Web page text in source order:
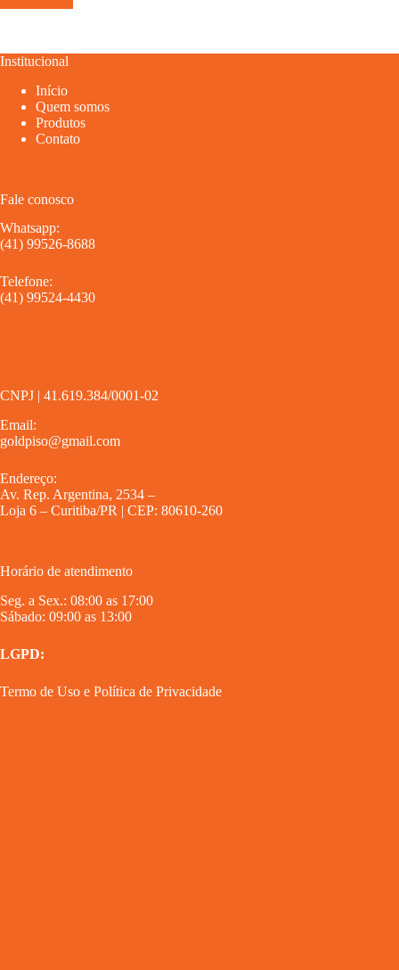
Institucional
Início
Quem somos
Produtos
Contato
Fale conosco
Whatsapp:
(41) 99526-8688
Telefone:
(41) 99524-4430
CNPJ | 41.619.384/0001-02
Email:
goldpiso@gmail.com
Endereço:
Av. Rep. Argentina, 2534 –
Loja 6 – Curitiba/PR | CEP: 80610-260
Horário de atendimento
Seg. a Sex.: 08:00 as 17:00
Sábado: 09:00 as 13:00
LGPD:
Termo de Uso e Política de Privacidade